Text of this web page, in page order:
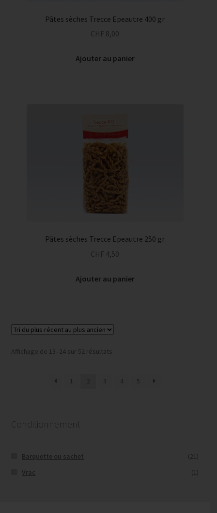
Pâtes sèches Trecce Epeautre 400 gr
CHF 8,00
Ajouter au panier
Pâtes sèches Trecce Epeautre 250 gr
CHF 4,50
Ajouter au panier
Affichage de 13–24 sur 52 résultatsTrié
récent
1 2 3 4 5
Conditionnement
Barquette ou sachet
(21)
Vrac
(1)